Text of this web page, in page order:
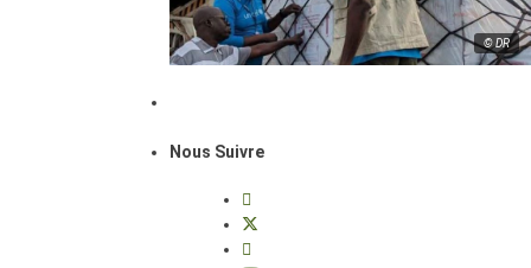
© DR
Nous Suivre